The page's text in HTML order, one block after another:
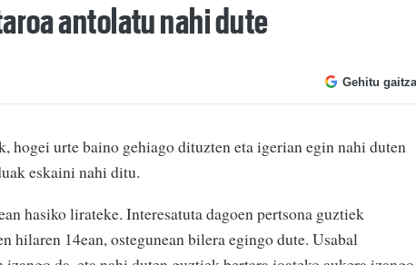
antolatu nahi dute
Gehitu
hogei urte baino gehiago dituzten eta igerian egin nahi duten
eskaini nahi ditu.
hasiko lirateke. Interesatuta dagoen pertsona guztiek
hilaren 14ean, ostegunean bilera egingo dute. Usabal